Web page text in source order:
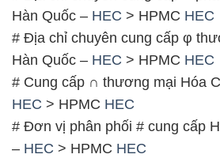
Hàn Quốc – HEC > HPMC HEC
# Địa chỉ chuyên cung cấp φ
Hàn Quốc – HEC > HPMC HEC
# Cung cấp ∩ thương mại Hóa
HEC > HPMC HEC
# Đơn vị phân phối # cung cấp
– HEC > HPMC HEC